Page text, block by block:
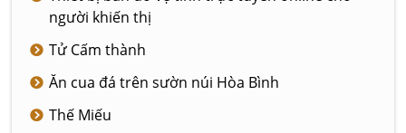
người khiến thị
Tử Cấm thành
Ăn cua đá trên sườn núi Hòa Bình
Thế Miếu